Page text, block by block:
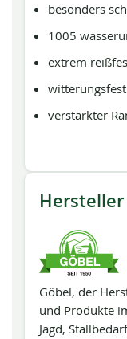
besonders
1005
extrem
witterungsfest
verstärkter
Göbel, der
und Produkte
Jagd,